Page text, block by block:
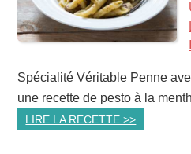
Spécialité Véritable Penne
une recette de pesto à la
LIRE LA RECETTE >>